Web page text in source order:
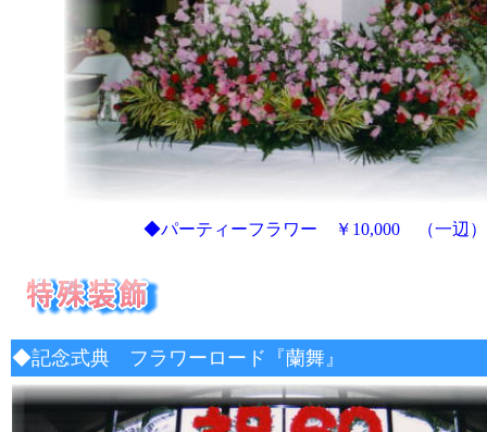
◆パーティーフラワー ￥10,000 （一辺
◆記念式典 フラワーロード『蘭舞』